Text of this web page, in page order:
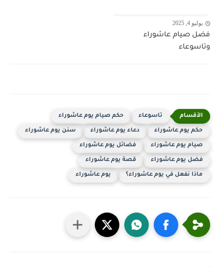
يوليو 4, 2025
فضل صيام عاشوراء
وتاسوعاء
تاسوعاء حكم صيام يوم عاشوراء
حكم يوم عاشوراء دعاء يوم عاشوراء سنن يوم عاشوراء
صيام يوم عاشوراء فضائل يوم عاشوراء
فضل يوم عاشوراء قصة يوم عاشوراء
ماذا نفعل في يوم عاشوراء؟ يوم عاشوراء